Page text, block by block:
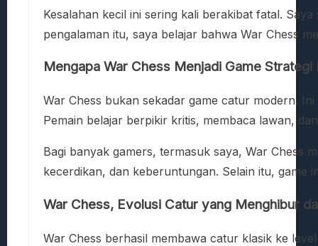
Kesalahan kecil ini sering kali berakibat fatal.
pengalaman itu, saya belajar bahwa War Chess
Mengapa War Chess Menjadi Game Strategi
War Chess bukan sekadar game catur modern.
Pemain belajar berpikir kritis, membaca lawan,
Bagi banyak gamers, termasuk saya, War Chess
kecerdikan, dan keberuntungan. Selain itu, game
War Chess, Evolusi Catur yang Menghibur
War Chess berhasil membawa catur klasik ke